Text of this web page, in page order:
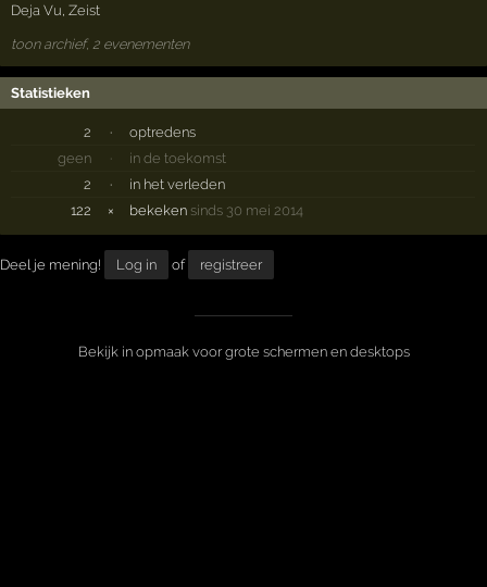
Deja Vu ,Zeist
toon archief, 2 evenementen
Statistieken
2 ·
optredens
geen
·
in de toekomst
2
·
in het verleden
122
× bekeken sinds 30 mei 2014
Deel je mening! Log in of registreer
Bekijk in opmaak voor grote schermen en desktops